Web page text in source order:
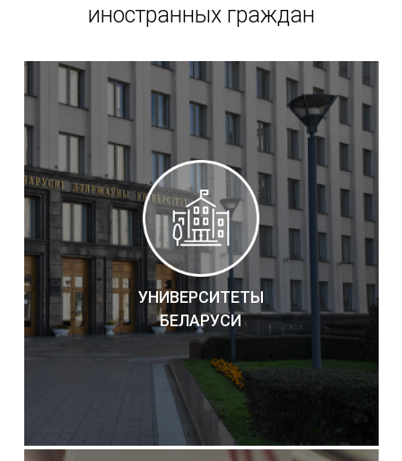
иностранных граждан
УНИВЕРСИТЕТЫ
БЕЛАРУСИ